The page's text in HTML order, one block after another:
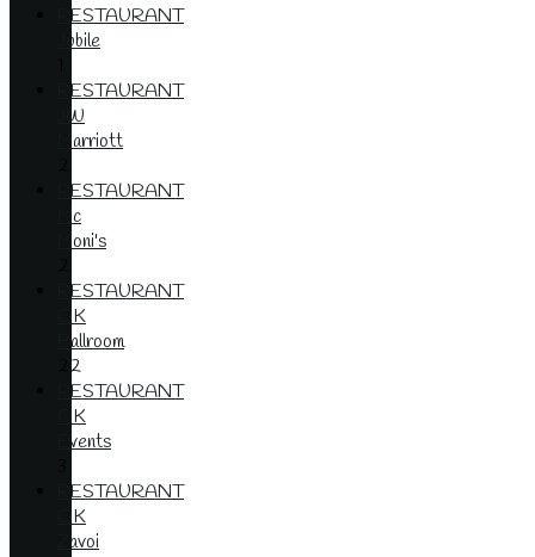
RESTAURANT
Jubile
RESTAURANT
JW
Marriott
RESTAURANT
Mc
Moni's
RESTAURANT
OK
Ballroom
22
RESTAURANT
OK
Events
RESTAURANT
OK
Zavoi